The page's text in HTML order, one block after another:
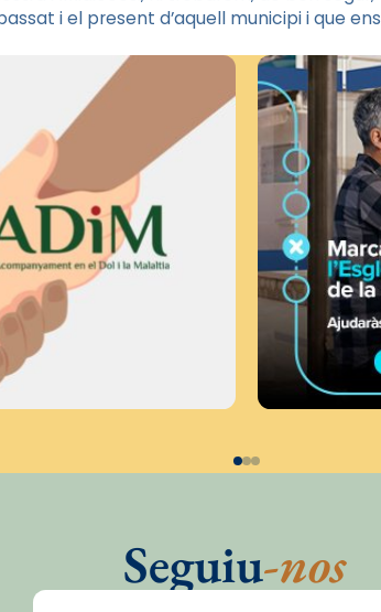
i el present d’aquell municipi i que ens
Seguiu-nos